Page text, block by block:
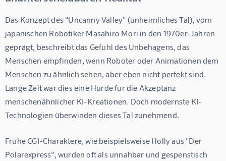
Das Konzept des "Uncanny Valley" (unheimliches Tal), vom
japanischen Robotiker Masahiro Mori in den 1970er-Jahren
geprägt, beschreibt das Gefühl des Unbehagens, das
Menschen empfinden, wenn Roboter oder Animationen dem
Menschen zu ähnlich sehen, aber eben nicht perfekt sind.
Lange Zeit war dies eine Hürde für die Akzeptanz
menschenähnlicher KI-Kreationen. Doch modernste KI-
Technologien überwinden dieses Tal zunehmend.
Frühe CGI-Charaktere, wie beispielsweise Holly aus "Der
Polarexpress", wurden oft als unnahbar und gespenstisch